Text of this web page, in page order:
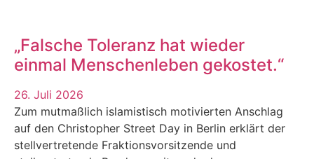
„Falsche Toleranz hat wieder
einmal Menschenleben gekostet.“
26. Juli 2026
Zum mutmaßlich islamistisch motivierten Anschlag
auf den Christopher Street Day in Berlin erklärt der
stellvertretende Fraktionsvorsitzende und